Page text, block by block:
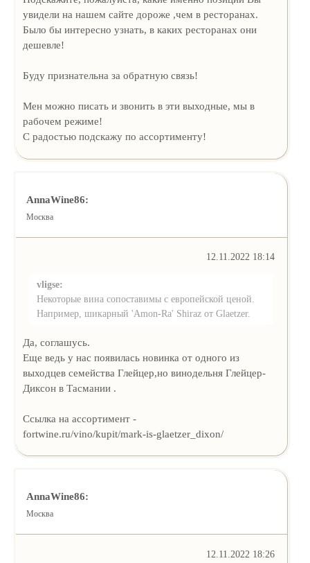
увидели на нашем сайте дороже ,чем в ресторанах.
Было бы интересно узнать, в каких ресторанах они
дешевле!
Буду признательна за обратную связь!
Мен можно писать и звонить в эти выходные, мы в
рабочем режиме!
С радостью подскажу по ассортименту!
AnnaWine86:
Москва
12.11.2022 18:14
vligse:
Некоторые вина сопоставимы с европейской ценой.
Например, шикарный 'Amon-Ra' Shiraz от Glaetzer.
Да, соглашусь.
Еще ведь у нас появилась новинка от одного из
выходцев семейства Глейцер,но винодельня Глейцер-
Диксон в Тасмании .
Ссылка на ассортимент -
fortwine.ru/vino/kupit/mark-is-glaetzer_dixon/
AnnaWine86:
Москва
12.11.2022 18:26